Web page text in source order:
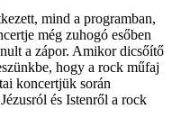
mind a programban,
még zuhogó esőben
a zápor. Amikor dicsőítő
hogy a rock műfaj
koncertjük során
és Istenről a rock